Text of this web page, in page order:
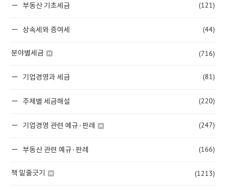
부동산 기초세금 (121)
상속세와 증여세 (44)
분야별세금 (716)
기업경영과 세금 (81)
주제별 세금해설 (220)
기업경영 관련 예규·판례 (247)
부동산 관련 예규·판례 (166)
책 밑줄긋기 (1213)